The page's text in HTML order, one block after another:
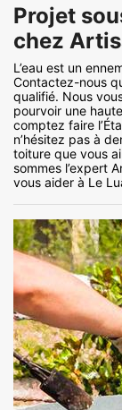
Projet
chez
L’eau est un
Contactez-nous
qualifié. Nous
pourvoir une
comptez faire
n’hésitez pas à
toiture que vous
sommes l’expert
vous aider à Le